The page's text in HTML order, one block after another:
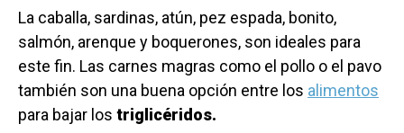
La caballa, sardinas, atún, pez espada, bonito,
salmón, arenque y boquerones, son ideales para
este fin. Las carnes magras como el pollo o el pavo
también son una buena opción entre los alimentos
para bajar los triglicéridos.